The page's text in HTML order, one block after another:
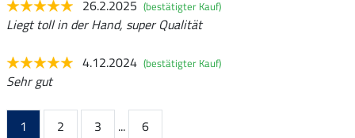
26.2.2025 (bestätigter Kauf)
Liegt toll in der Hand, super Qualität
4.12.2024 (bestätigter Kauf)
Sehr gut
1 2 3 ...
6